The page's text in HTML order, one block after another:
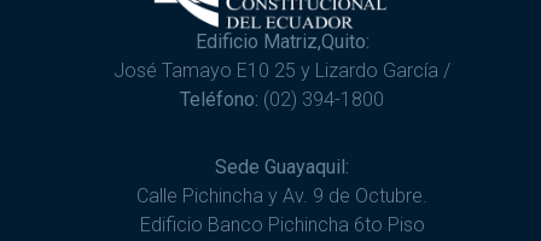
Edificio Matriz,Quito:
José Tamayo E10 25 y Lizardo García /
Teléfono: (02) 394-1800
Sede Guayaquil:
Calle Pichincha y Av. 9 de Octubre.
Edificio Banco Pichincha 6to Piso